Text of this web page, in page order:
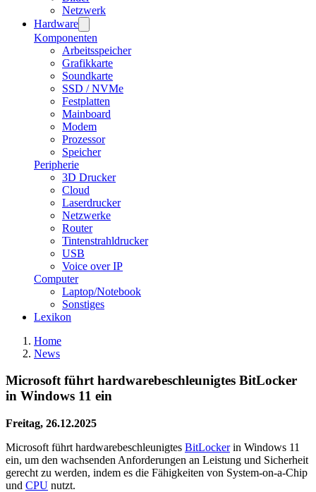
Netzwerk
Hardware
Komponenten
Arbeitsspeicher
Grafikkarte
Soundkarte
SSD / NVMe
Festplatten
Mainboard
Modem
Prozessor
Speicher
Peripherie
3D Drucker
Cloud
Laserdrucker
Netzwerke
Router
Tintenstrahldrucker
USB
Voice over IP
Computer
Laptop/Notebook
Sonstiges
Lexikon
Home
News
Microsoft führt hardwarebeschleunigtes BitLocker
in Windows 11 ein
Freitag, 26.12.2025
Microsoft führt hardwarebeschleunigtes BitLockerin Windows 11
ein, um den wachsenden Anforderungen an Leistung und Sicherheit
gerecht zu werden, indem es die Fähigkeiten von System-on-a-Chip
und CPU nutzt.